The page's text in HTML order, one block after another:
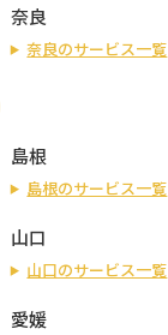
奈良
奈良のサービス一覧
島根
島根のサービス一覧
山口
山口のサービス一覧
愛媛